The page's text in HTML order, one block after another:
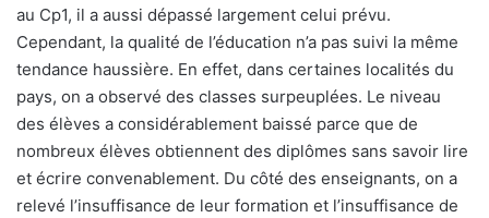
au Cp1, il a aussi dépassé largement celui prévu.
Cependant, la qualité de l’éducation n’a pas suivi la même
tendance haussière. En effet, dans certaines localités du
pays, on a observé des classes surpeuplées. Le niveau
des élèves a considérablement baissé parce que de
nombreux élèves obtiennent des diplômes sans savoir lire
et écrire convenablement. Du côté des enseignants, on a
relevé l’insuffisance de leur formation et l’insuffisance de